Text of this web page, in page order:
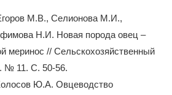
М.В., Селионова М.И.,
Н.И. Новая порода овец –
меринос // Сельскохозяйственный
№ 11. С. 50-56.
Ю.А. Овцеводство